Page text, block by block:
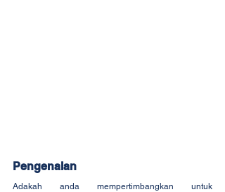
Pengenalan
Adakah anda mempertimbangkan untuk